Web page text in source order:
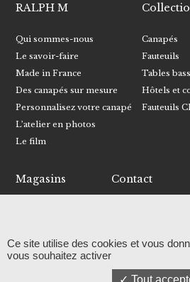
RALPH M
Qui sommes-nous
Le savoir-faire
Made in France
Des canapés sur mesure
Personnalisez votre canapé
L’atelier en photos
Le film
Canapés
Fauteuils
Tables
Hôtels et
Fauteuils
Magasins Contact
Facebook
Linkedin
Ce site utilise des cookies et vous
vous souhaitez activer
Tout